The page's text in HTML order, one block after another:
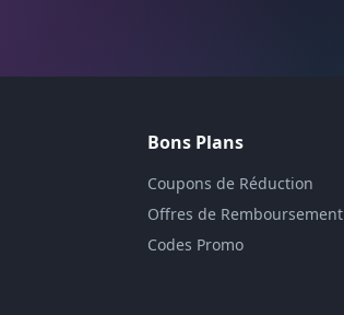
Bons Plans
Coupons de Réduction
Offres de Remboursement
Codes Promo